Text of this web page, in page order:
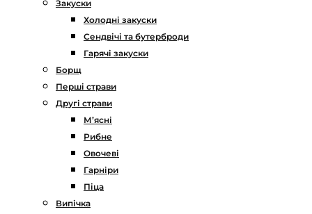
Закуски
Холодні закуски
Сендвічі та бутерброди
Гарячі закуски
Борщ
Перші страви
Другі страви
М’ясні
Рибне
Овочеві
Гарніри
Піца
Випічка